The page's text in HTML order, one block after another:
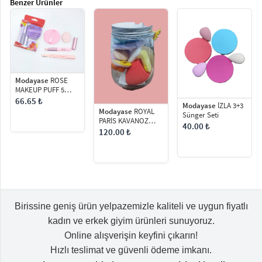
ModayaseROSE
MAKEUP PUFF 5
PARÇA
66.65 ₺
ModayaseROYAL
PARİS KAVANOZ
SÜNGER SETİ
120.00 ₺
ModayaseİZLA 3+3
Sünger Seti
40.00 ₺
Birissine geniş ürün yelpazemizle kaliteli ve uygun fiyatlı
kadın ve erkek giyim ürünleri sunuyoruz.
Online alışverişin keyfini çıkarın!
Hızlı teslimat ve güvenli ödeme imkanı.
Kurumsal Birissine Bizi Takip Edin